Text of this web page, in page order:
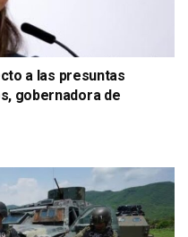
a las presuntas
gobernadora de